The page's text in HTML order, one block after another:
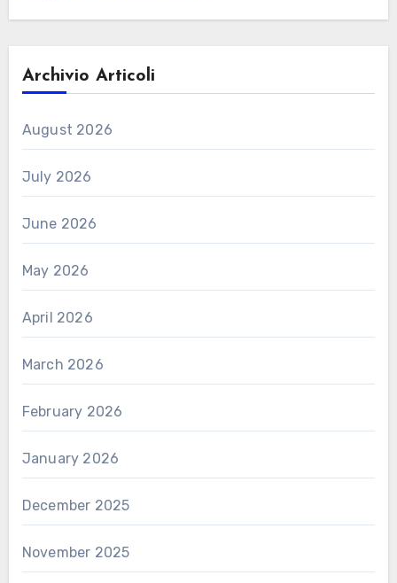
Archivio Articoli
August 2026
July 2026
June 2026
May 2026
April 2026
March 2026
February 2026
January 2026
December 2025
November 2025